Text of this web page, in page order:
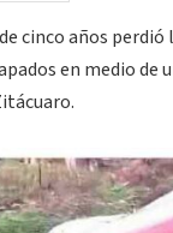
cinco años
en medio